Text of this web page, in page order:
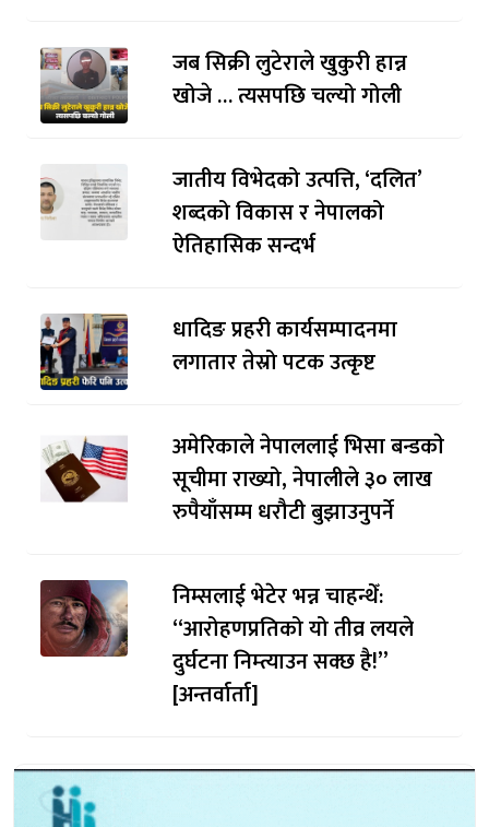
जब सिक्री लुटेराले खुकुरी हान्न
खोजे … त्यसपछि चल्यो गोली
जातीय विभेदको उत्पत्ति, ‘दलित’
शब्दको विकास र नेपालको
ऐतिहासिक सन्दर्भ
धादिङ प्रहरी कार्यसम्पादनमा
लगातार तेस्रो पटक उत्कृष्ट
अमेरिकाले नेपाललाई भिसा बन्डकाे
सूचीमा राख्यो, नेपालीले ३० लाख
रुपैयाँसम्म धरौटी बुझाउनुपर्ने
निम्सलाई भेटेर भन्न चाहन्थेँ:
“आरोहणप्रतिको यो तीव्र लयले
दुर्घटना निम्त्याउन सक्छ है!”
[अन्तर्वार्ता]